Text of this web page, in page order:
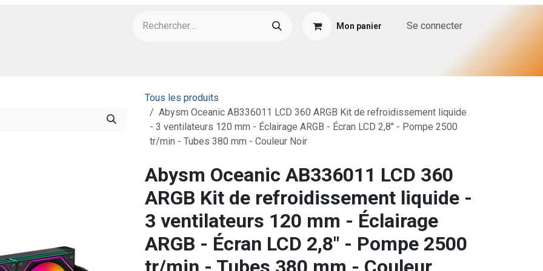
Mon panier Se connecter
Tous les produits
Abysm Oceanic AB336011 LCD 360 ARGB Kit de refroidissement liquide
- 3 ventilateurs 120 mm - Éclairage ARGB - Écran LCD 2,8" - Pompe 2500
tr/min - Tubes 380 mm - Couleur Noir
Abysm Oceanic AB336011 LCD 360
ARGB Kit de refroidissement liquide -
3 ventilateurs 120 mm - Éclairage
ARGB - Écran LCD 2,8" - Pompe 2500